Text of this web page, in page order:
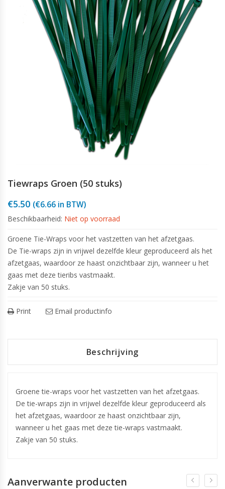
Tiewraps Groen (50 stuks)
€5.50 (€6.66 in BTW)
Beschikbaarheid: Niet op voorraad
Groene Tie-Wraps voor het vastzetten van het afzetgaas.
De Tie-wraps zijn in vrijwel dezelfde kleur geproduceerd als het
afzetgaas, waardoor ze haast onzichtbaar zijn, wanneer u het
gaas met deze tieribs vastmaakt.
Zakje van 50 stuks.
Print Email productinfo
Beschrijving
Groene tie-wraps voor het vastzetten van het afzetgaas.
De tie-wraps zijn in vrijwel dezelfde kleur geproduceerd als
het afzetgaas, waardoor ze haast onzichtbaar zijn,
wanneer u het gaas met deze tie-wraps vastmaakt.
Zakje van 50 stuks.
Aanverwante producten